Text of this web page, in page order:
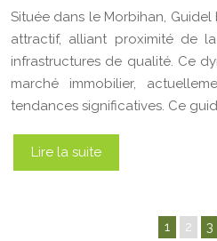
Située dans le Morbihan,
attractif, alliant proximité de
infrastructures de qualité. Ce
marché immobilier,
tendances significatives. Ce
Lire la suite
1 2 3